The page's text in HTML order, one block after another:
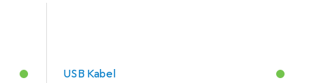
USB Kabel